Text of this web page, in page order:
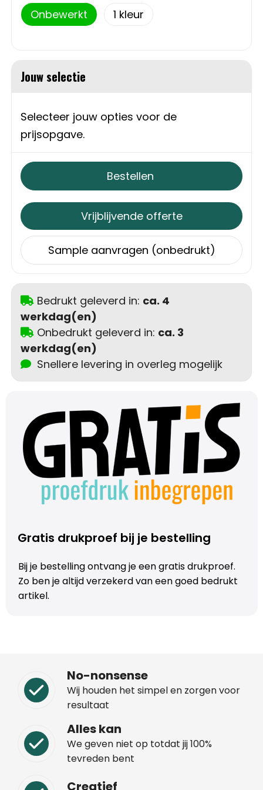
Sweaters
Vesten
Schoenen
Gilets
Matrozentassen
Opvouwbare tassen
Papieren tassen
Picknicktassen en manden
Reistassen
Reistassensets
Rugzakken
Schoudertassen
Sporttassen
Strandtassen
Toilettassen
Autotassen
Golftassen
Collegetassen
Trolleys
Aktetassen
Goodiebags
Onbewerkt 1
Jouw selectie
Selecteer jouw opties voor de
prijsopgave.
Bestellen
Vrijblijvende offerte
Sample aanvragen (onbedrukt)
Bedrukt geleverd in: ca. 4
werkdag(en)
Onbedrukt geleverd in: ca. 3
werkdag(en)
Snellere levering in overleg mogelijk
Gratis drukproef bij je bestelling
Bij je bestelling ontvang je een gratis drukproef.
Zo ben je altijd verzekerd van een goed bedrukt
artikel.
No-nonsense
Wij houden het simpel en zorgen voor
resultaat
Alles kan
We geven niet op totdat jij 100%
tevreden bent
Creatief